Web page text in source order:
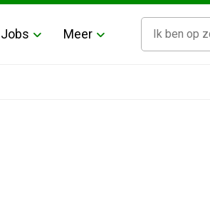
Jobs Meer